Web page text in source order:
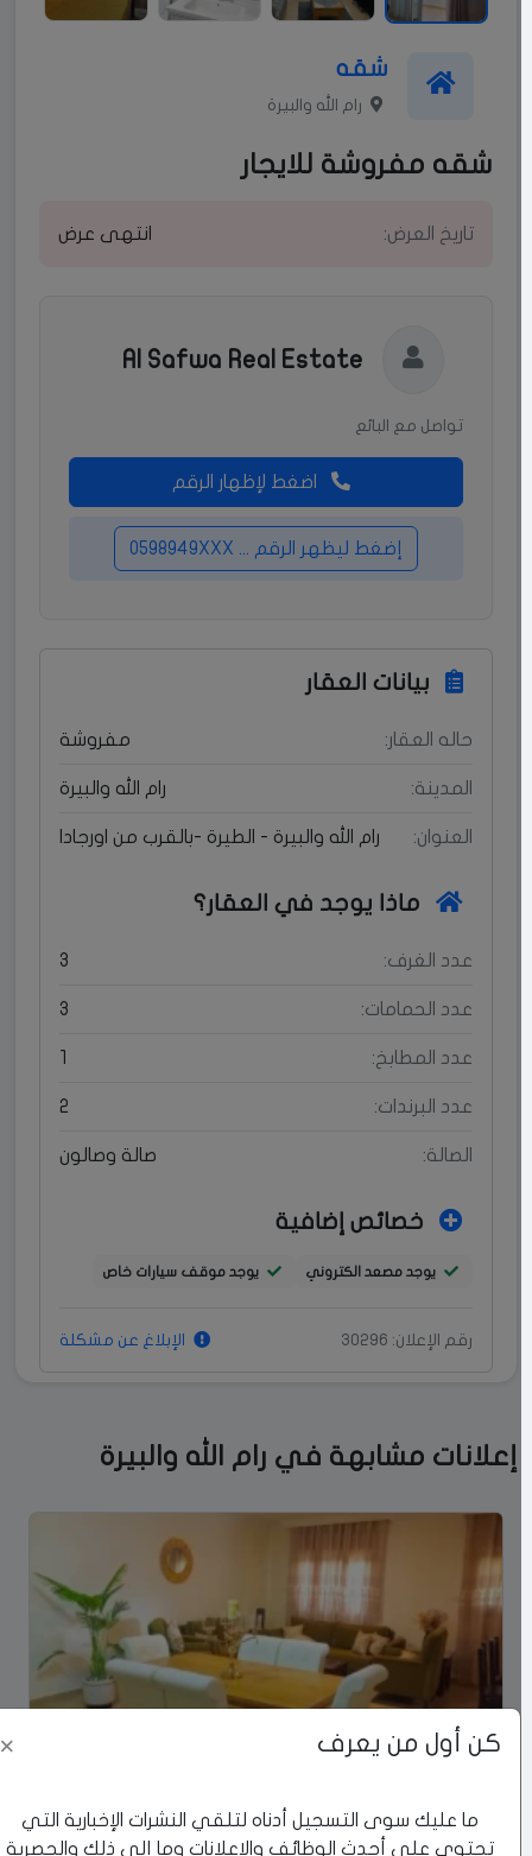
شقه
رام الله والبيرة
شقه مفروشة للايجار
تاريخ العرض: انتهى عرض
Al Safwa Real Estate
تواصل مع البائع
اضغط لإظهار الرقم
إضغط ليظهر الرقم ... 0598949XXX
بيانات العقار
حاله العقار: مفروشة
المدينة: رام الله والبيرة
العنوان: رام الله والبيرة - الطيرة -بالقرب من اورجادا
ماذا يوجد في العقار؟
عدد الغرف:
عدد الحمامات:
عدد المطابخ:
عدد البرندات:
الصالة: صالة وصالون
خصائص إضافية
يوجد مصعد الكتروني يوجد موقف سيارات خاص
رقم الإعلان: 30296 الإبلاغ عن مشكلة
إعلانات مشابهة في رام الله والبيرة
رام الله والبيرة
كن أول من يعرف ×
ما عليك سوى التسجيل أدناه لتلقي النشرات الإخبارية التي
تحتوي على أحدث الوظائف والإعلانات وما إلى ذلك والحصرية